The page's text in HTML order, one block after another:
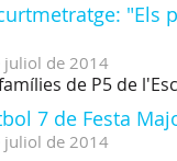
"Els
juliol de 2014
de P5 de
7 de Festa
juliol de 2014